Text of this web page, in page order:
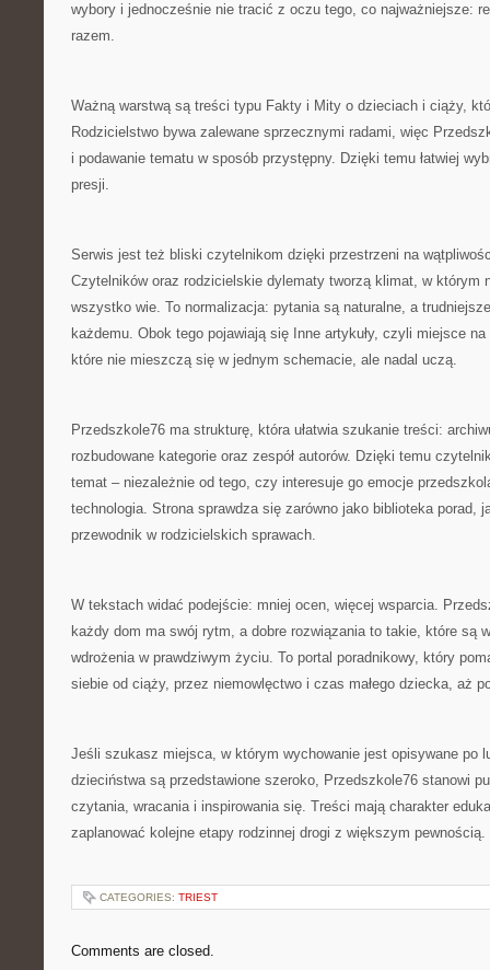
wybory i jednocześnie nie tracić z oczu tego, co najważniejsze:
razem.
Ważną warstwą są treści typu Fakty i Mity o dzieciach i ciąży,
Rodzicielstwo bywa zalewane sprzecznymi radami, więc
i podawanie tematu w sposób przystępny. Dzięki temu łatwiej
presji.
Serwis jest też bliski czytelnikom dzięki przestrzeni na
Czytelników oraz rodzicielskie dylematy tworzą klimat, w którym
wszystko wie. To normalizacja: pytania są naturalne, a
każdemu. Obok tego pojawiają się Inne artykuły, czyli miejsce
które nie mieszczą się w jednym schemacie, ale nadal uczą.
Przedszkole76 ma strukturę, która ułatwia szukanie treści:
rozbudowane kategorie oraz zespół autorów. Dzięki temu
temat – niezależnie od tego, czy interesuje go emocje
technologia. Strona sprawdza się zarówno jako biblioteka porad,
przewodnik w rodzicielskich sprawach.
W tekstach widać podejście: mniej ocen, więcej wsparcia.
każdy dom ma swój rytm, a dobre rozwiązania to takie, które są
wdrożenia w prawdziwym życiu. To portal poradnikowy, który
siebie od ciąży, przez niemowlęctwo i czas małego dziecka, aż
Jeśli szukasz miejsca, w którym wychowanie jest opisywane po
dzieciństwa są przedstawione szeroko, Przedszkole76 stanowi
czytania, wracania i inspirowania się. Treści mają charakter
zaplanować kolejne etapy rodzinnej drogi z większym pewnością.
CATEGORIES: TRIEST
Comments are closed.